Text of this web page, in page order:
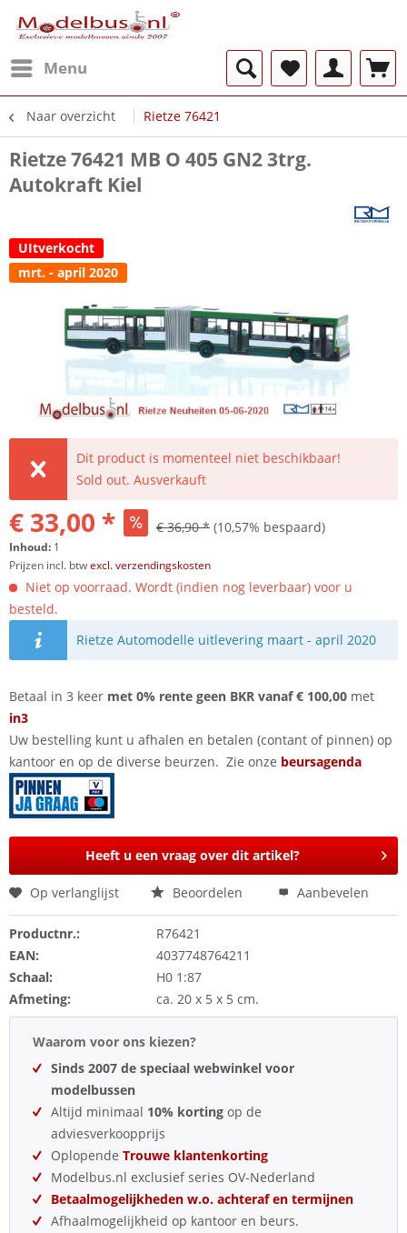
Menu
Naar overzicht Rietze 76421
Rietze 76421 MB O 405 GN2 3trg.
Autokraft Kiel
UItverkocht
mrt. - april 2020
Dit product is momenteel niet beschikbaar!
Sold out. Ausverkauft
€ 33,00 * € 36,90 * (10,57% bespaard)
Inhoud: 1
Prijzen incl. btwexcl. verzendingskosten
Niet op voorraad. Wordt (indien nog leverbaar) voor u
besteld.
Rietze Automodelle uitlevering maart - april 2020
Betaal in 3 keer met 0% rente geen BKR vanaf € 100,00 met
in3
Uw bestelling kunt u afhalen en betalen (contant of pinnen) op
kantoor en op de diverse beurzen. Zie onze beursagenda
Heeft u een vraag over dit artikel?
Op verlanglijst Beoordelen Aanbevelen
Productnr.:
R76421
EAN:
4037748764211
Schaal:
H0 1:87
Afmeting:
ca. 20 x 5 x 5 cm.
Waarom voor ons kiezen?
Sinds 2007 de speciaal webwinkel voor
modelbussen
Altijd minimaal 10% korting op de
adviesverkoopprijs
Oplopende Trouwe klantenkorting
Modelbus.nl exclusief series OV-Nederland
Betaalmogelijkheden w.o. achteraf en termijnen
Afhaalmogelijkheid op kantoor en beurs.